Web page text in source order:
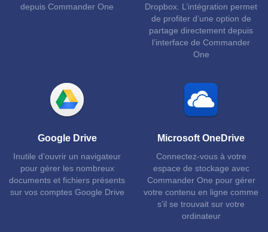
depuis Commander One
Dropbox. L’intégration permet
de profiter d’une option de
partage directement depuis
l’interface de Commander
One
Google Drive
Inutile d’ouvrir un navigateur
pour gérer les nombreux
documents et fichiers présents
sur vos comptes Google Drive
Microsoft OneDrive
Connectez-vous à votre
espace de stockage avec
Commander One pour gérer
votre contenu en ligne comme
s’il se trouvait sur votre
ordinateur